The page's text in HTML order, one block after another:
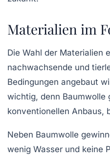
Materialien im
Die Wahl der Materialien
nachwachsende und
Bedingungen angebaut
wichtig, denn Baumwolle
konventionellen Anbaus,
Neben Baumwolle
wenig Wasser und keine